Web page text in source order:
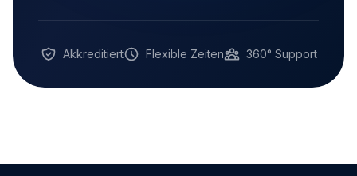
Akkreditiert Flexible Zeiten 360° Support